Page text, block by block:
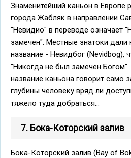
Знаменитейший каньон в Европе
города Жабляк в направлении
"Невидио" в переводе означает
замечен". Местные знатоки дали
название - Невидбог (Nevidbog),
"Никогда не был замечен
название каньона говорит само
глубины человеку вряд ли
тяжело туда добраться...
7. Бока-Которский залив
Бока-Которский залив (Bay of